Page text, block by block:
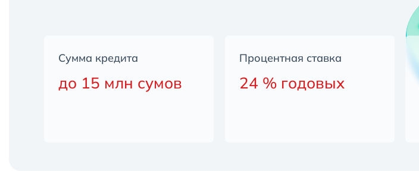
Сумма кредита
до 15 млн сумов
Процентная ставка
24 % годовых